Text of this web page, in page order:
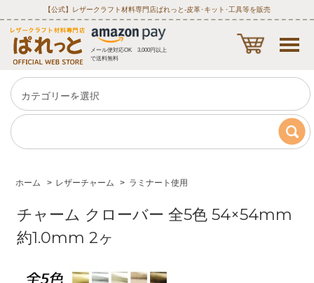
【公式】レザークラフト材料専門店ぱれっと‐皮革･キット･工具等を販売
メール便対応OK 3,000円以上
で送料無料
ホーム > レザーチャーム > ラミナート使用
チャーム クローバー 全5色 54×54mm
約1.0mm 2ヶ